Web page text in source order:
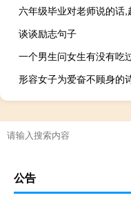
谈谈励志句子
公告